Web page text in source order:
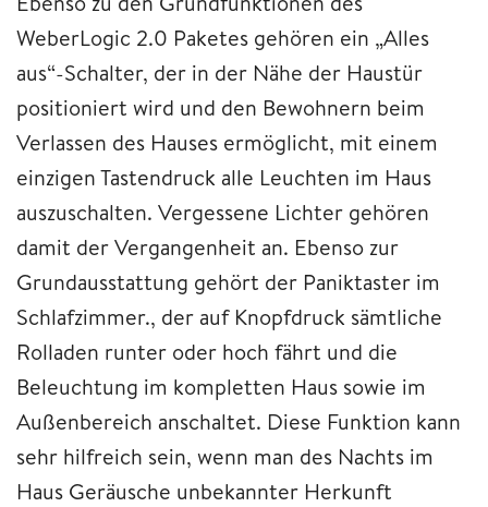
WeberLogic 2.0 Paketes gehören ein „Alles
aus“-Schalter, der in der Nähe der Haustür
positioniert wird und den Bewohnern beim
Verlassen des Hauses ermöglicht, mit einem
einzigen Tastendruck alle Leuchten im Haus
auszuschalten. Vergessene Lichter gehören
damit der Vergangenheit an. Ebenso zur
Grundausstattung gehört der Paniktaster im
Schlafzimmer., der auf Knopfdruck sämtliche
Rolladen runter oder hoch fährt und die
Beleuchtung im kompletten Haus sowie im
Außenbereich anschaltet. Diese Funktion kann
sehr hilfreich sein, wenn man des Nachts im
Haus Geräusche unbekannter Herkunft